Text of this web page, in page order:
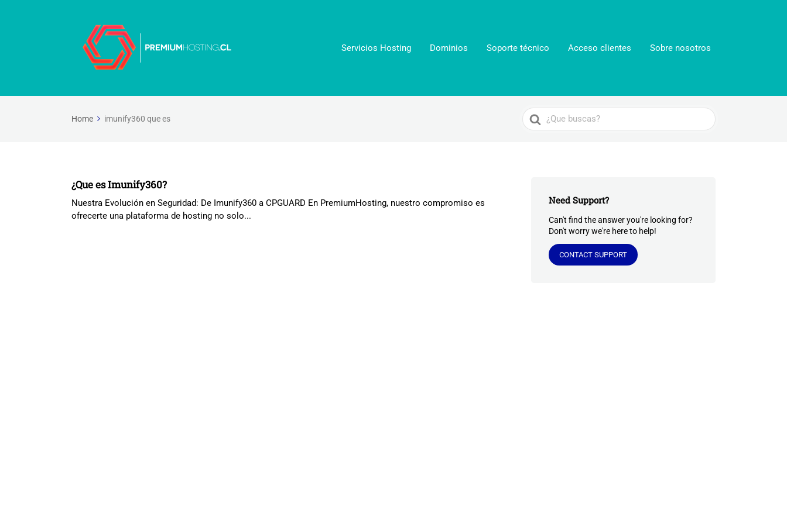
Servicios Hosting Dominios Soporte técnico Acceso clientes Sobre nosotros
Home imunify360 que es
Search
For
¿Que es Imunify360?
Nuestra Evolución en Seguridad: De Imunify360 a CPGUARD En PremiumHosting, nuestro compromiso es
ofrecerte una plataforma de hosting no solo...
Need Support?
Can't find the answer you're looking for?
Don't worry we're here to help!
CONTACT SUPPORT